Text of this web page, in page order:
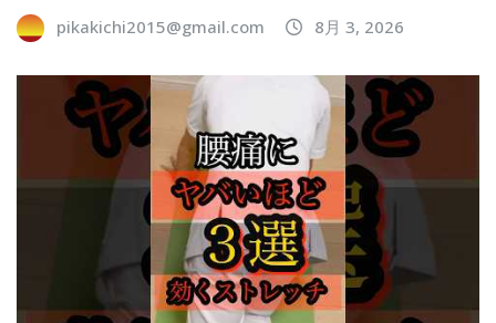
pikakichi2015@gmail.com 8月 3, 2026